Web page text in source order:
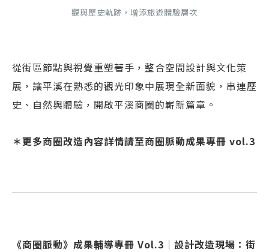
觀與歷史軌跡，增添旅遊體驗層次
從街區節點與視覺重塑著手，整合空間設計與文化策
展，讓平溪在熟悉的觀光印象中展現全新面貌，串連歷
史、自然與體驗，開啟平溪商圈的嶄新篇章。
＊更多商圈改造內容詳情請至商圈脈動成果專冊 vol.3
《商圈脈動》成果輔導專冊 Vol.3｜設計改造現場：街